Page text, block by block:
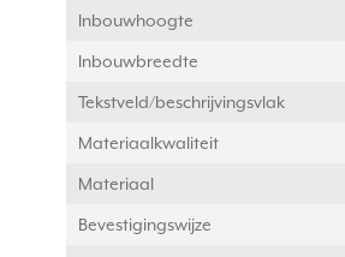
Inbouwhoogte
Inbouwbreedte
Tekstveld/beschrijvingsvlak
Materiaalkwaliteit
Materiaal
Bevestigingswijze